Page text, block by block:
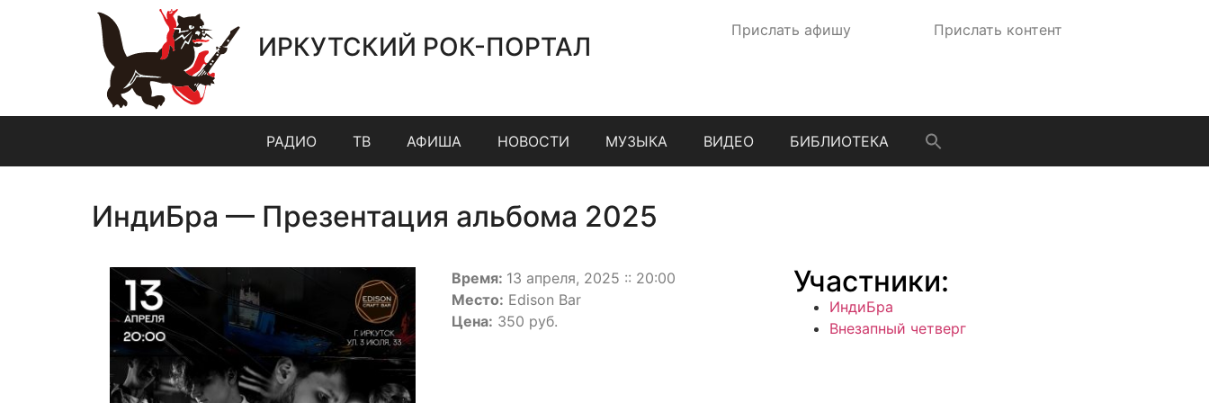
ИРКУТСКИЙ РОК-ПОРТАЛ
Прислать афишу Прислать контент
РАДИО ТВ АФИША НОВОСТИ МУЗЫКА ВИДЕО БИБЛИОТЕКА
ИндиБра — Презентация альбома 2025
Время: 13 апреля, 2025 :: 20:00
Место: Edison Bar
Цена: 350 руб.
Участники:
ИндиБра
Внезапный четверг